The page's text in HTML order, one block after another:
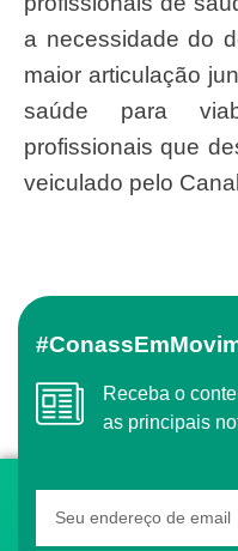
a necessidade do
maior articulação
saúde para
profissionais que
veiculado pelo
Receba o conteúdo semanal do Conass com
as principais